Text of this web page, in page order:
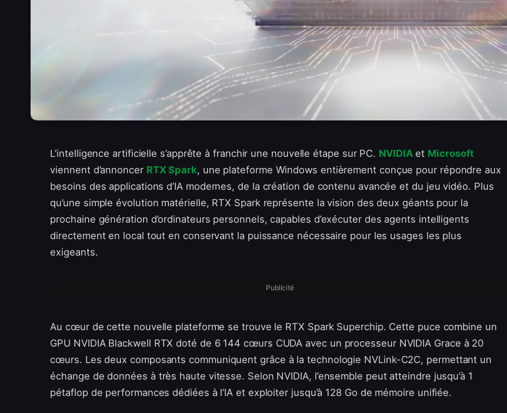
L’intelligence artificielle s’apprête à franchir une nouvelle étape sur PC. NVIDIAet Microsoft
viennent d’annoncer RTX Spark, une plateforme Windows entièrement conçue pour répondre aux
besoins des applications d’IA modernes, de la création de contenu avancée et du jeu vidéo. Plus
qu’une simple évolution matérielle, RTX Spark représente la vision des deux géants pour la
prochaine génération d’ordinateurs personnels, capables d’exécuter des agents intelligents
directement en local tout en conservant la puissance nécessaire pour les usages les plus
exigeants.
Publicité
Au cœur de cette nouvelle plateforme se trouve le RTX Spark Superchip. Cette puce combine un
GPU NVIDIA Blackwell RTX doté de 6 144 cœurs CUDA avec un processeur NVIDIA Grace à 20
cœurs. Les deux composants communiquent grâce à la technologie NVLink-C2C, permettant un
échange de données à très haute vitesse. Selon NVIDIA, l’ensemble peut atteindre jusqu’à 1
pétaflop de performances dédiées à l’IA et exploiter jusqu’à 128 Go de mémoire unifiée.